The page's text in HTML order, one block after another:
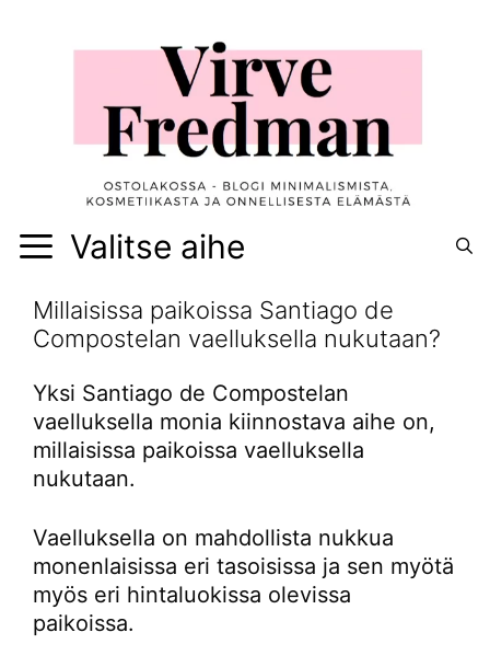
Valitse aihe
Millaisissa paikoissa Santiago de
Compostelan vaelluksella nukutaan?
Yksi Santiago de Compostelan
vaelluksella monia kiinnostava aihe on,
millaisissa paikoissa vaelluksella
nukutaan.
Vaelluksella on mahdollista nukkua
monenlaisissa eri tasoisissa ja sen myötä
myös eri hintaluokissa olevissa
paikoissa.